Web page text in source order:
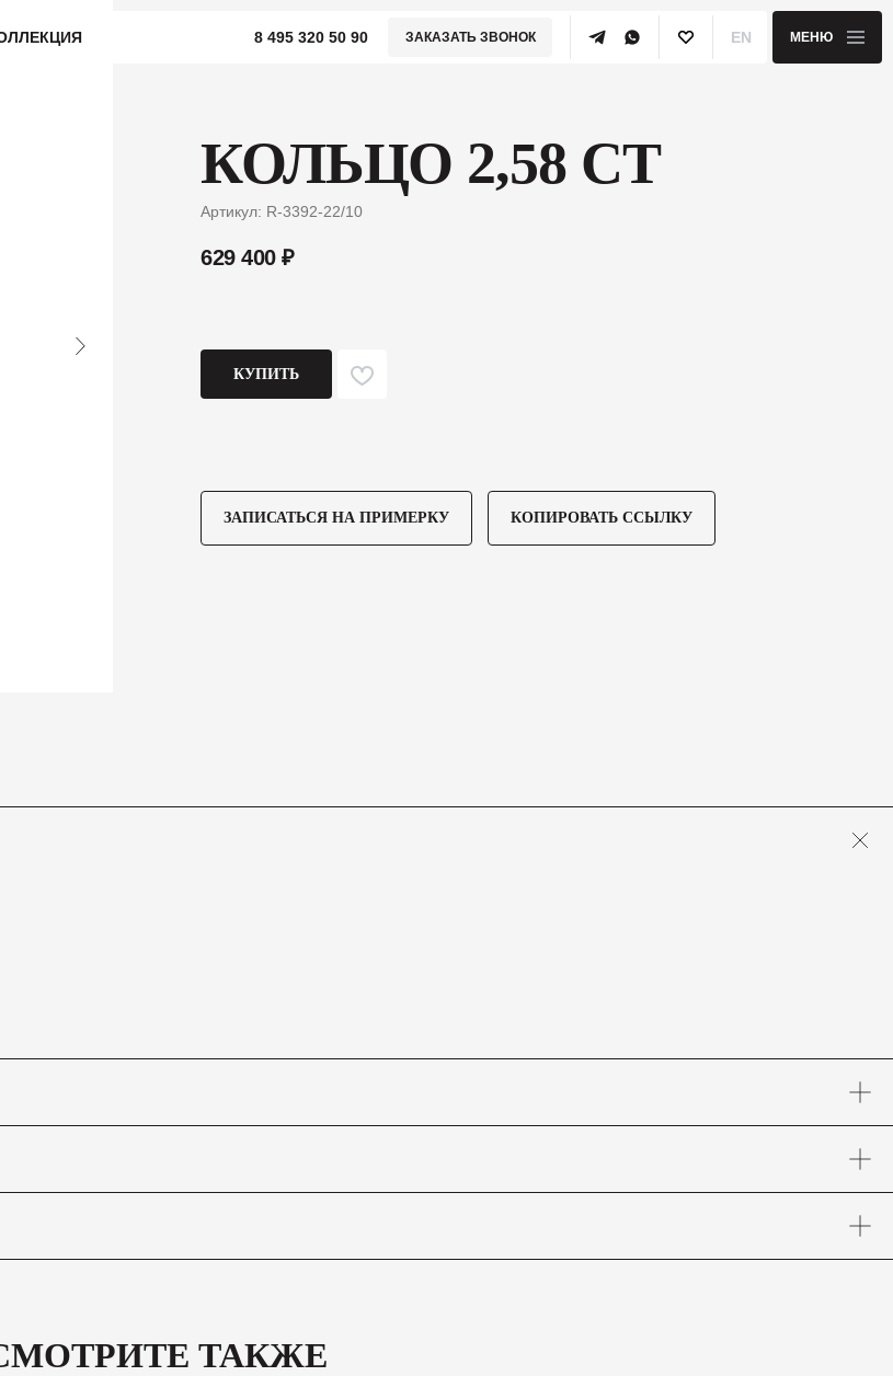
МЕНЮ
EN
ЗАКАЗАТЬ ЗВОНОК
8 495 320 50 90
КОЛЬЦО 2,58 CT
Артикул: R-3392-22/10
629 400 ₽
КУПИТЬ
ЗАПИСАТЬСЯ НА ПРИМЕРКУ КОПИРОВАТЬ ССЫЛКУ
ТАКЖЕ